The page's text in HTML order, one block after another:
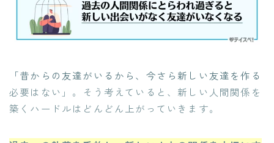
「昔からの友達がいるから、今さら新しい友達を作る
必要はない」。そう考えていると、新しい人間関係を
築くハードルはどんどん上がっていきます。